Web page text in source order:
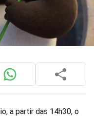
a partir das 14h30, o